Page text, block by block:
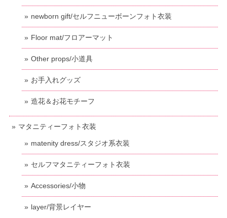
newborn gift/セルフニューボーンフォト衣装
Floor mat/フロアーマット
Other props/小道具
お手入れグッズ
造花＆お花モチーフ
マタニティーフォト衣装
matenity dress/スタジオ系衣装
セルフマタニティーフォト衣装
Accessories/小物
layer/背景レイヤー